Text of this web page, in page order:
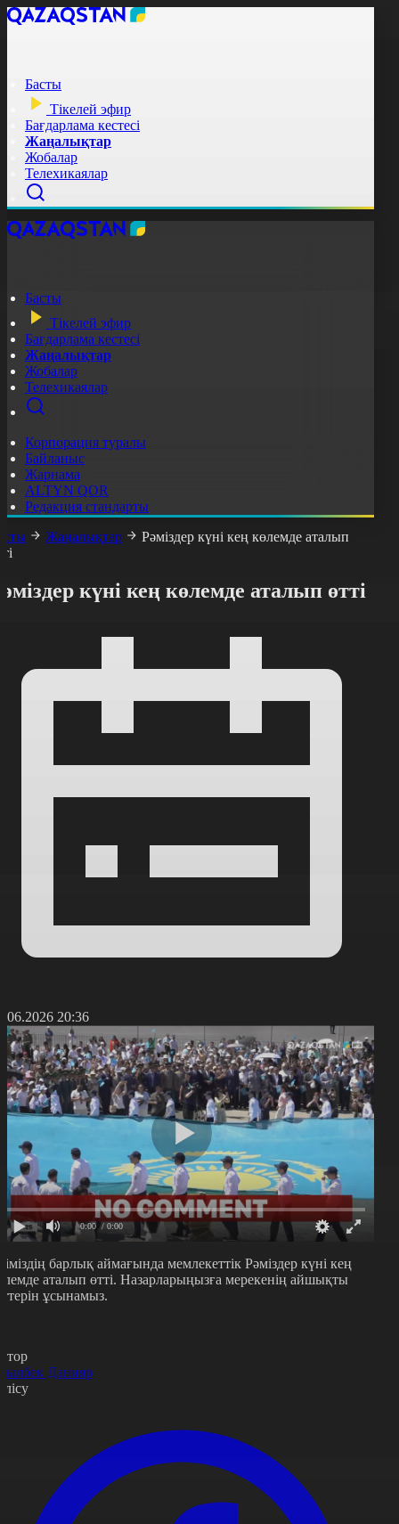
Басты
Тікелей эфир
Бағдарлама кестесі
Жаңалықтар
Жобалар
Телехикаялар
Басты
Тікелей эфир
Бағдарлама кестесі
Жаңалықтар
Жобалар
Телехикаялар
Корпорация туралы
Байланыс
Жарнама
ALTYN QOR
Редакция стандарты
Жаңалықтар
Рәміздер күні кең көлемде аталып
күні кең көлемде аталып өтті
20:36
0:00 / 0:00
барлық аймағында мемлекеттік Рәміздер күні кең
аталып өтті. Назарларыңызға мерекенің айшықты
ұсынамыз.
Данияр